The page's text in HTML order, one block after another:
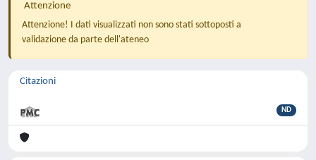
Attenzione
Attenzione! I dati visualizzati non sono stati sottoposti a
validazione da parte dell'ateneo
Citazioni
ND